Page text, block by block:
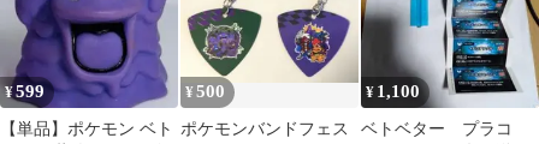
¥599
【単品】ポケモン ベト
¥500
ポケモンバンドフェス
¥ 1,100
ベトベター プラコ